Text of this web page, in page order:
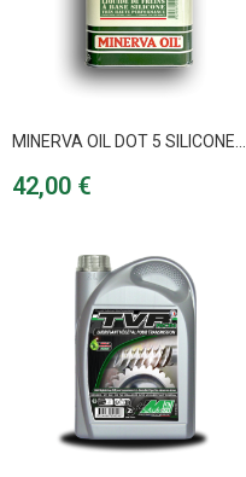
MINERVA OIL DOT 5 SILICONE...
Prix
42,00 €